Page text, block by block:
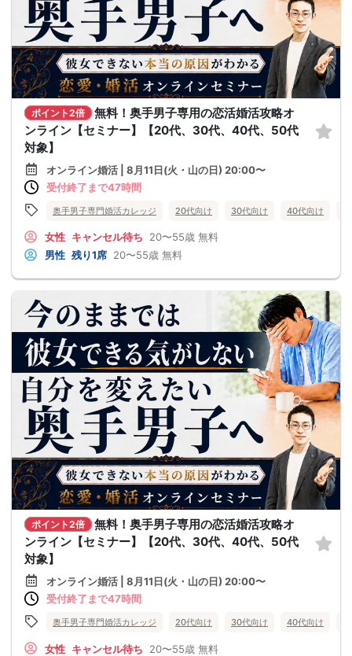
ポイント2倍
無料！奥手男子専用の恋活婚活攻略オ
ンライン【セミナー】【20代、30代、40代、50代
対象】
オンライン婚活 | 8月11日(火・山の日) 20:00〜
受付終了まで47時間
奥手男子専門婚活カレッジ 20代向け 30代向け 40代向け
女性 キャンセル待ち 20〜55歳 無料
男性 残り1席 20〜55歳 無料
ポイント2倍
無料！奥手男子専用の恋活婚活攻略オ
ンライン【セミナー】【20代、30代、40代、50代
対象】
オンライン婚活 | 8月11日(火・山の日) 20:00〜
受付終了まで47時間
奥手男子専門婚活カレッジ 20代向け 30代向け 40代向け
女性 キャンセル待ち 20〜55歳 無料